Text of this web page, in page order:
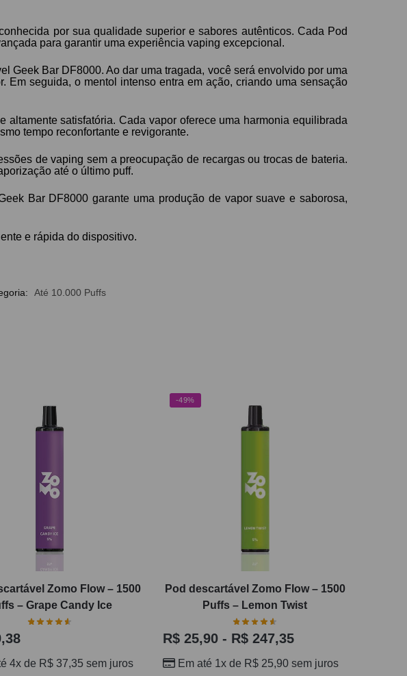
por sua qualidade superior e sabores autênticos. Cada Pod
para garantir uma experiência vaping excepcional.
Geek Bar DF8000. Ao dar uma tragada, você será envolvido por uma
seguida, o mentol intenso entra em ação, criando uma sensação
satisfatória. Cada vapor oferece uma harmonia equilibrada
tempo reconfortante e revigorante.
de vaping sem a preocupação de recargas ou trocas de bateria.
até o último puff.
Bar DF8000 garante uma produção de vapor suave e saborosa,
e rápida do dispositivo.
Até 10.000 Puffs
Zomo Flow – 1500
– Grape Candy Ice
4x de R$37,35 sem juros
-49%
Pod descartável Zomo Flow – 1500
Puffs – Lemon Twist
R$25,90 - R$247,35
Em até 1x de R$25,90sem juros